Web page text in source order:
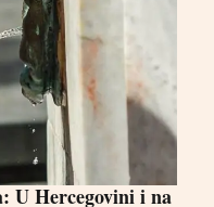
U Hercegovini i na